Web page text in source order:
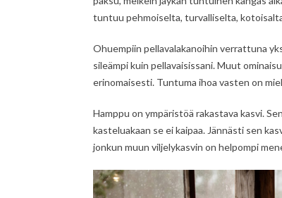
tuntuu pehmoiselta, turvalliselta,
Ohuempiin pellavalakanoihin verrattuna
sileämpi kuin pellavaisissani. Muut
erinomaisesti. Tuntuma ihoa vasten on
Hamppu on ympäristöä rakastava kasvi.
kasteluakaan se ei kaipaa. Jännästi sen
jonkun muun viljelykasvin on helpompi